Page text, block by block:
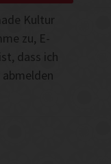
Kultur
zu, E-
dass ich